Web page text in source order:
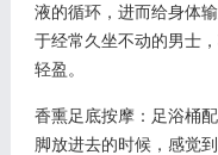
液的循环，进而给身体
于经常久坐不动的男士
轻盈。
香熏足底按摩：足浴桶
脚放进去的时候，感觉